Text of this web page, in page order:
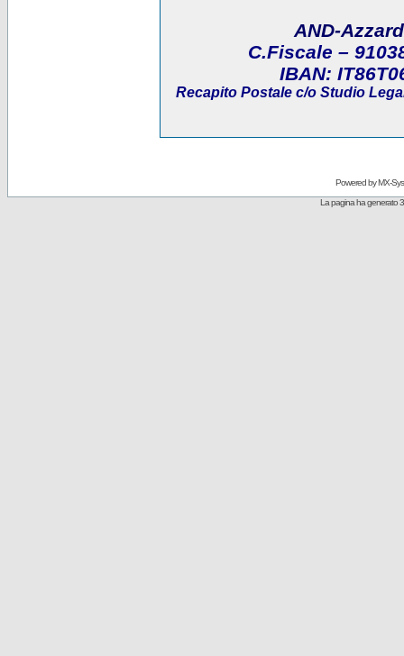
AND-
C.Fiscale –
IBAN:
Recapito Postale c/o Studio
Powered byMX-
La pagina ha generato